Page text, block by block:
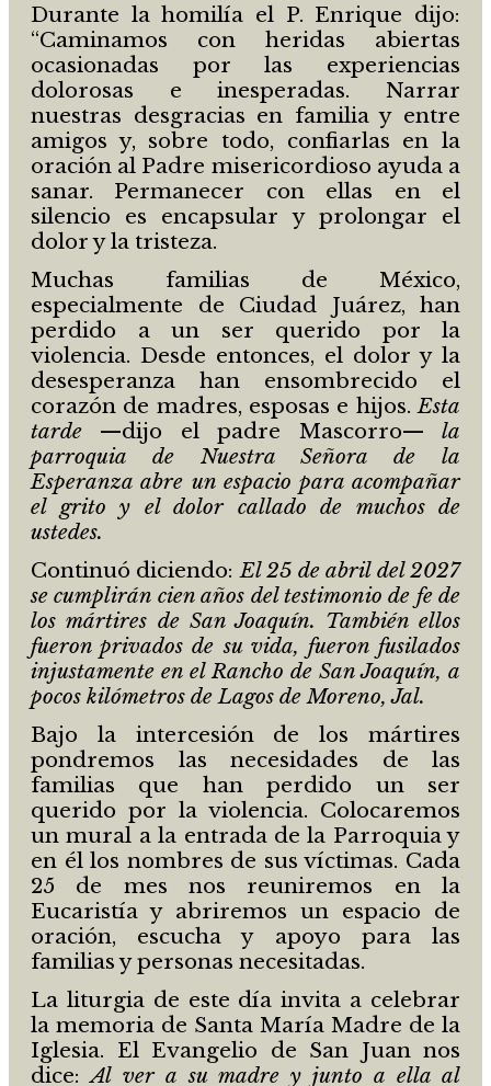
Durante la homilía el P. Enrique dijo:
“Caminamos con heridas abiertas
ocasionadas por las experiencias
dolorosas e inesperadas. Narrar
nuestras desgracias en familia y entre
amigos y, sobre todo, confiarlas en la
oración al Padre misericordioso ayuda a
sanar. Permanecer con ellas en el
silencio es encapsular y prolongar el
dolor y la tristeza.
Muchas familias de México,
especialmente de Ciudad Juárez, han
perdido a un ser querido por la
violencia. Desde entonces, el dolor y la
desesperanza han ensombrecido el
corazón de madres, esposas e hijos.Esta
tarde —dijo el padre Mascorro— la
parroquia de Nuestra Señora de la
Esperanza abre un espacio para acompañar
el grito y el dolor callado de muchos de
ustedes.
Continuó diciendo:El 25 de abril del 2027
se cumplirán cien años del testimonio de fe de
los mártires de San Joaquín. También ellos
fueron privados de su vida, fueron fusilados
injustamente en el Rancho de San Joaquín, a
pocos kilómetros de Lagos de Moreno, Jal.
Bajo la intercesión de los mártires
pondremos las necesidades de las
familias que han perdido un ser
querido por la violencia. Colocaremos
un mural a la entrada de la Parroquia y
en él los nombres de sus víctimas. Cada
25 de mes nos reuniremos en la
Eucaristía y abriremos un espacio de
oración, escucha y apoyo para las
familias y personas necesitadas.
La liturgia de este día invita a celebrar
la memoria de Santa María Madre de la
Iglesia. El Evangelio de San Juan nos
dice:Al ver a su madre y junto a ella al